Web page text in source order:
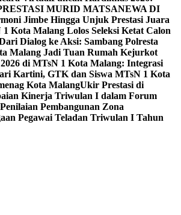
MURID MATSANEWA DI
Jimbe Hingga Unjuk Prestasi Juara
Kota Malang Lolos Seleksi Ketat Calon
Dialog ke Aksi: Sambang Polresta
Malang Jadi Tuan Rumah Kejurkot
di MTsN 1 Kota Malang: Integrasi
Kartini, GTK dan Siswa MTsN 1 Kota
Kota MalangUkir Prestasi di
Kinerja Triwulan I dalam Forum
Pembangunan Zona
Pegawai Teladan Triwulan I Tahun